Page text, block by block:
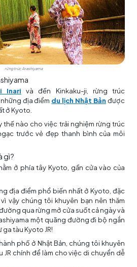
rừng trúc Arashiyama
Inari
và đền Kinkaku-ji, rừng trúc
địa điểm du lịch Nhật Bản được
ở Kyoto.
thế nào cho việc trải nghiệm rừng trúc
trước vẻ đẹp thanh bình của môi
gì?
ở phía tây Kyoto, gần cửa vào của
địa điểm phổ biến nhất ở Kyoto, đặc
vậy chúng tôi khuyên bạn nên thăm
qua rừng mở cửa suốt cả ngày và
một quãng đường đi bộ ngắn
tàu Kyoto JR!
phố ở Nhật Bản, chúng tôi khuyên
JR chính để làm cho việc di chuyển dễ